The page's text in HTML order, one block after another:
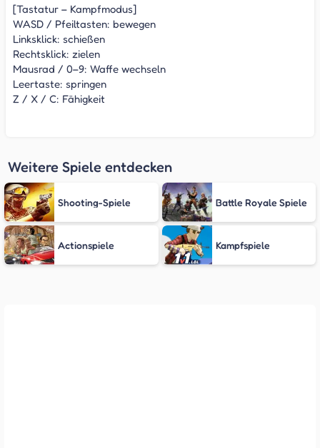
[Tastatur – Kampfmodus]
WASD / Pfeiltasten: bewegen
Linksklick: schießen
Rechtsklick: zielen
Mausrad / 0–9: Waffe wechseln
Leertaste: springen
Z / X / C: Fähigkeit
Weitere Spiele entdecken
Shooting-Spiele Battle Royale Spiele
Actionspiele Kampfspiele